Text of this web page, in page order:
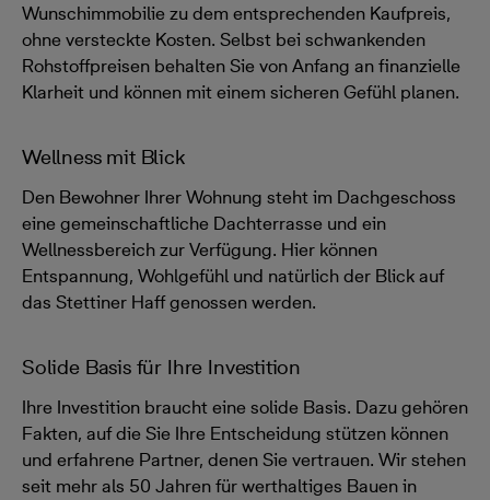
Wunschimmobilie zu dem entsprechenden Kaufpreis,
ohne versteckte Kosten. Selbst bei schwankenden
Rohstoffpreisen behalten Sie von Anfang an finanzielle
Klarheit und können mit einem sicheren Gefühl planen.
Wellness mit Blick
Den Bewohner Ihrer Wohnung steht im Dachgeschoss
eine gemeinschaftliche Dachterrasse und ein
Wellnessbereich zur Verfügung. Hier können
Entspannung, Wohlgefühl und natürlich der Blick auf
das Stettiner Haff genossen werden.
Solide Basis für Ihre Investition
Ihre Investition braucht eine solide Basis. Dazu gehören
Fakten, auf die Sie Ihre Entscheidung stützen können
und erfahrene Partner, denen Sie vertrauen. Wir stehen
seit mehr als 50 Jahren für werthaltiges Bauen in